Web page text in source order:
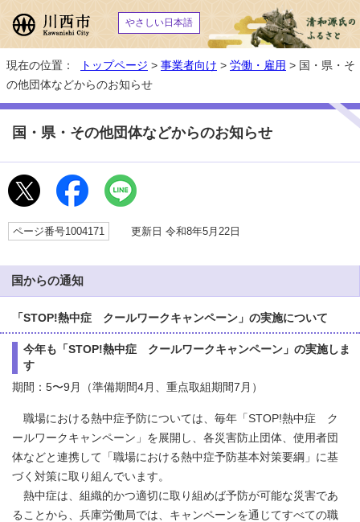
やさしい日本語
現在の位置： トップページ > 事業者向け > 労働・雇用 > 国・県・そ
の他団体などからのお知らせ
国・県・その他団体などからのお知らせ
ページ番号1004171 更新日 令和8年5月22日
国からの通知
「STOP!熱中症 クールワークキャンペーン」の実施について
今年も「STOP!熱中症 クールワークキャンペーン」の実施しま
す
期間：5〜9月（準備期間4月、重点取組期間7月）
職場における熱中症予防については、毎年「STOP!熱中症 ク
ールワークキャンペーン」を展開し、各災害防止団体、使用者団
体などと連携して「職場における熱中症予防基本対策要綱」に基
づく対策に取り組んでいます。
熱中症は、組織的かつ適切に取り組めば予防が可能な災害であ
ることから、兵庫労働局では、キャンペーンを通じてすべての職